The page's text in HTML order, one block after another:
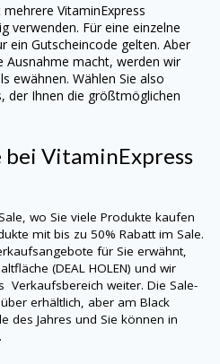
mehrere VitaminExpress
verwenden. Für eine einzelne
ein Gutscheincode gelten. Aber
Ausnahme macht, werden wir
ewähnen. Wählen Sie also
der Ihnen die größtmöglichen
bei VitaminExpress
wo Sie viele Produkte kaufen
mit bis zu 50% Rabatt im Sale.
für Sie erwähnt,
(DEAL HOLEN) und wir
Verkaufsbereich weiter. Die Sale-
erhältlich, aber am Black
des Jahres und Sie können in